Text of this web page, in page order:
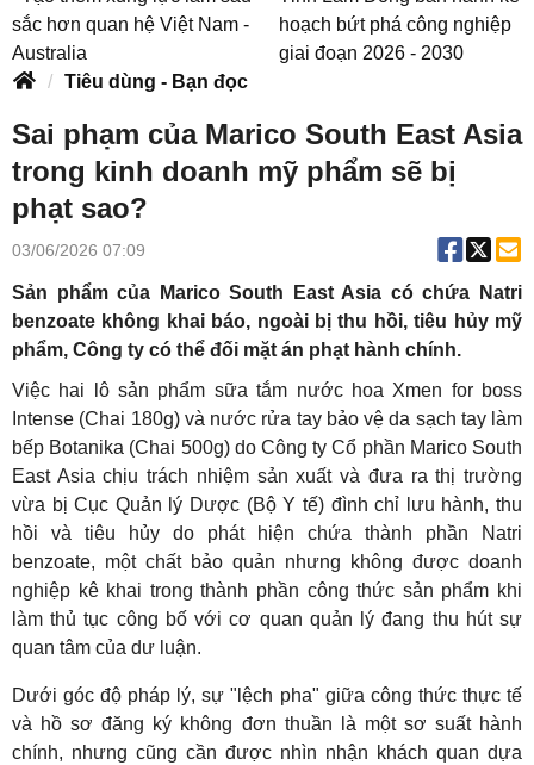
sắc hơn quan hệ Việt Nam -
Australia
hoạch bứt phá công nghiệp
giai đoạn 2026 - 2030
Tiêu dùng - Bạn đọc
Sai phạm của Marico South East Asia
trong kinh doanh mỹ phẩm sẽ bị
phạt sao?
03/06/2026 07:09
Sản phẩm của Marico South East Asia có chứa Natri
benzoate không khai báo, ngoài bị thu hồi, tiêu hủy mỹ
phẩm, Công ty có thể đối mặt án phạt hành chính.
Việc hai lô sản phẩm sữa tắm nước hoa Xmen for boss
Intense (Chai 180g) và nước rửa tay bảo vệ da sạch tay làm
bếp Botanika (Chai 500g) do Công ty Cổ phần Marico South
East Asia chịu trách nhiệm sản xuất và đưa ra thị trường
vừa bị Cục Quản lý Dược (Bộ Y tế) đình chỉ lưu hành, thu
hồi và tiêu hủy do phát hiện chứa thành phần Natri
benzoate, một chất bảo quản nhưng không được doanh
nghiệp kê khai trong thành phần công thức sản phẩm khi
làm thủ tục công bố với cơ quan quản lý đang thu hút sự
quan tâm của dư luận.
Dưới góc độ pháp lý, sự "lệch pha" giữa công thức thực tế
và hồ sơ đăng ký không đơn thuần là một sơ suất hành
chính, nhưng cũng cần được nhìn nhận khách quan dựa